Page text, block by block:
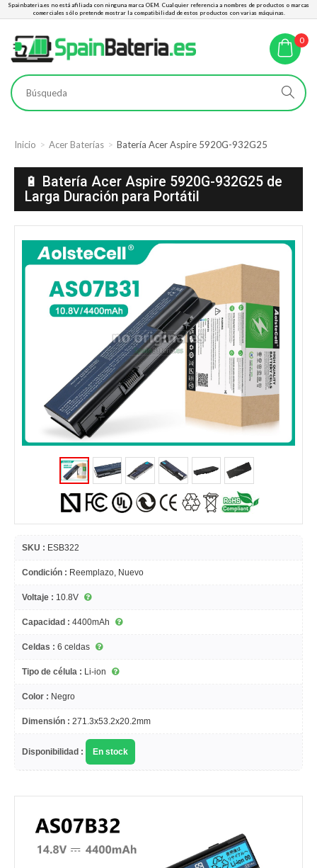
Spainbateria.es no está afiliada con ninguna marca OEM. Cualquier referencia a nombres de productos o marcas
comerciales sólo pretende mostrar la compatibilidad de estos productos con varias máquinas.
0
Inicio Acer Baterías Batería Acer Aspire 5920G-932G25
🔋 Batería Acer Aspire 5920G-932G25 de
Larga Duración para Portátil
SKU : ESB322
Condición : Reemplazo, Nuevo
Voltaje : 10.8V
Capacidad : 4400mAh
Celdas : 6 celdas
Tipo de célula : Li-ion
Color : Negro
Dimensión : 271.3x53.2x20.2mm
Disponibilidad : En stock